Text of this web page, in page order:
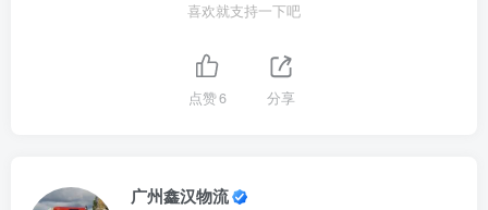
喜欢就支持一下吧
点赞6 分享
广州鑫汉物流